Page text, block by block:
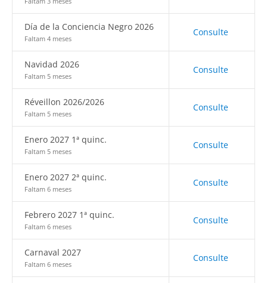
Día de la Conciencia Negro 2026
Faltam 4 meses
Consulte
Navidad 2026
Faltam 5 meses
Consulte
Réveillon 2026/2026
Faltam 5 meses
Consulte
Enero 2027 1ª quinc.
Faltam 5 meses
Consulte
Enero 2027 2ª quinc.
Faltam 6 meses
Consulte
Febrero 2027 1ª quinc.
Faltam 6 meses
Consulte
Carnaval 2027
Faltam 6 meses
Consulte